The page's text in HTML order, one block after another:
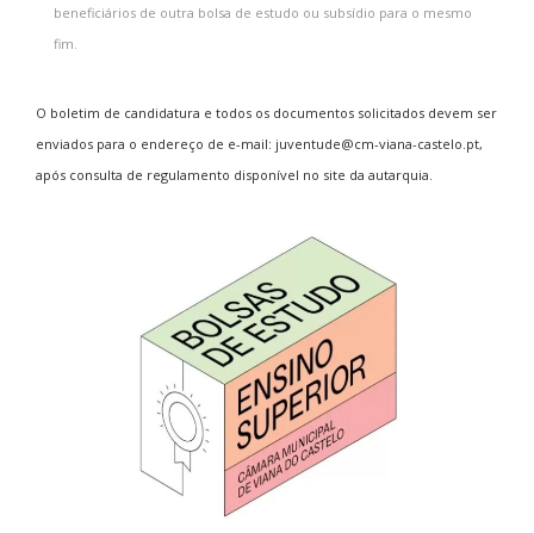
beneficiários de outra bolsa de estudo ou subsídio para o mesmo
fim.
O boletim de candidatura e todos os documentos solicitados devem ser
enviados para o endereço de e-mail: juventude@cm-viana-castelo.pt,
após consulta de regulamento disponível no site da autarquia.